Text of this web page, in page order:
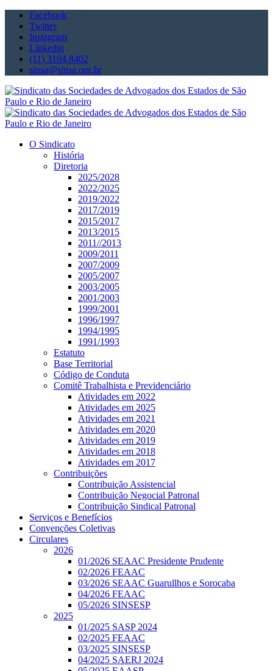
Facebook
Twitter
Instagram
Linkedin
(11) 3104.8402
sinsa@sinsa.org.br
O Sindicato
História
Diretoria
2025/2028
2022/2025
2019/2022
2017/2019
2015/2017
2013/2015
2011//2013
2009/2011
2007/2009
2005/2007
2003/2005
2001/2003
1999/2001
1996/1997
1994/1995
1991/1993
Estatuto
Base Territorial
Código de Conduta
Comitê Trabalhista e Previdenciário
Atividades em 2022
Atividades em 2025
Atividades em 2021
Atividades em 2020
Atividades em 2019
Atividades em 2018
Atividades em 2017
Contribuições
Contribuição Assistencial
Contribuição Negocial Patronal
Contribuição Sindical Patronal
Serviços e Benefícios
Convenções Coletivas
Circulares
2026
01/2026 SEAAC Presidente Prudente
02/2026 FEAAC
03/2026 SEAAC Guarullhos e Sorocaba
04/2026 FEAAC
05/2026 SINSESP
2025
01/2025 SASP 2024
02/2025 FEAAC
03/2025 SINSESP
04/2025 SAERJ 2024